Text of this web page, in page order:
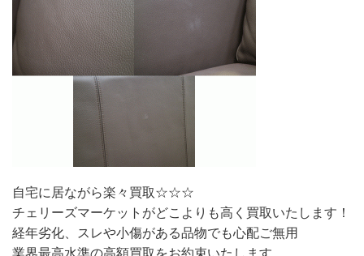
自宅に居ながら楽々買取☆☆☆
チェリーズマーケットがどこよりも高く買取いたします！
経年劣化、スレや小傷がある品物でも心配ご無用